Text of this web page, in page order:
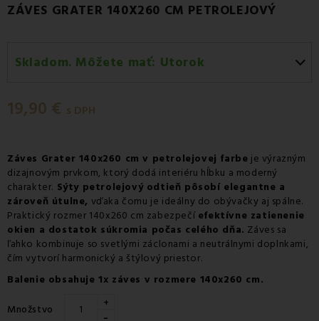
ZÁVES GRATER 140X260 CM PETROLEJOVÝ
Skladom. Môžete mať: Utorok
Utorok 11.08
Utorok 11.08- Osobný odber v odbernom mieste GLS
Streda 12.08 -Packeta doručenie kuriérom na adresu
19,90 € s DPH
Záves Grater 140x260 cm v petrolejovej farbe je výrazným
dizajnovým prvkom, ktorý dodá interiéru hĺbku a moderný
charakter. Sýty petrolejový odtieň pôsobí elegantne a
zároveň útulne, vďaka čomu je ideálny do obývačky aj spálne.
Praktický rozmer 140x260 cm zabezpečí efektívne zatienenie
okien a dostatok súkromia počas celého dňa. Záves sa
ľahko kombinuje so svetlými záclonami a neutrálnymi doplnkami,
čím vytvorí harmonický a štýlový priestor.
Balenie obsahuje 1x záves v rozmere 140x260 cm.
Množstvo +